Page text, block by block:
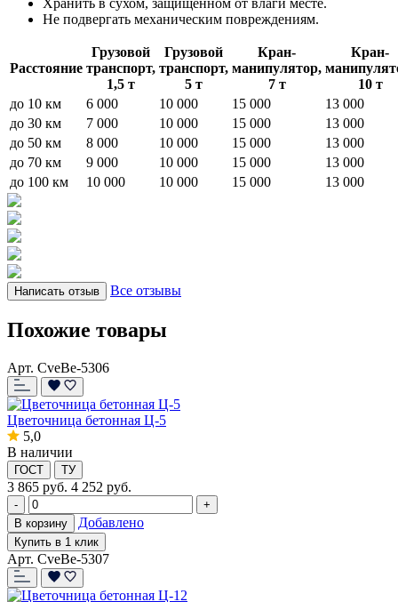
Не подвергать механическим повреждениям.
Расстояние
Грузовой
транспорт,
1,5 т
Грузовой
транспорт,
5 т
Кран-
манипулятор,
7 т
Кран-
10 т
до 10 км
6 000 10 000 15 000
13 000
до 30 км
7 000 10 000 15 000
13 000
до 50 км
8 000 10 000 15 000
13 000
до 70 км
9 000 10 000 15 000
13 000
до 100 км
10 000 10 000 15 000 13 000
Написать отзыв Все отзывы
Похожие товары
Арт. CveBe-5306
Цветочница бетонная Ц-5
5,0
В наличии
ГОСТ ТУ
3 865 руб. 4 252 руб.
-
+
В корзину
Добавлено
Купить в 1 клик
Арт. CveBe-5307